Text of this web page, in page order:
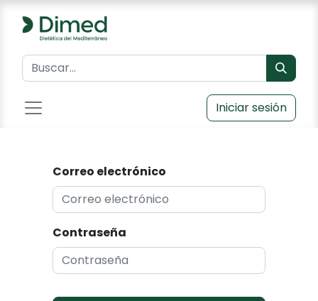
Iniciar sesión
Correo electrónico
Contraseña